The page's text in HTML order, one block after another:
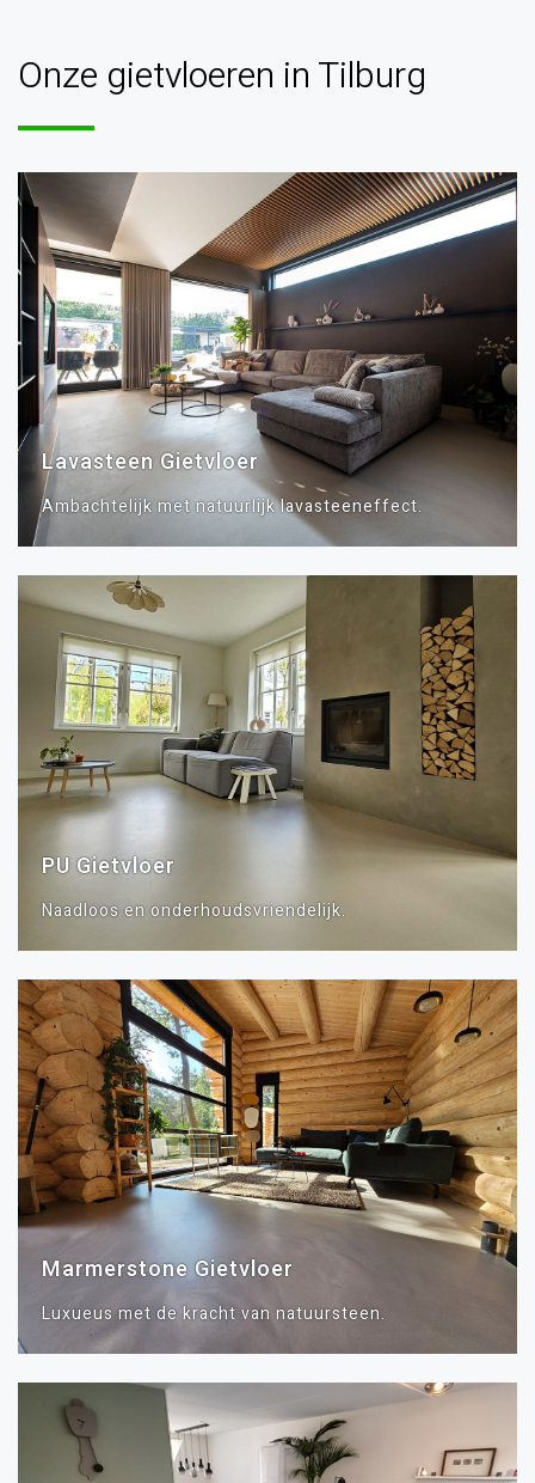
Onze gietvloeren in Tilburg
Lavasteen Gietvloer
Ambachtelijk met natuurlijk lavasteeneffect.
PU Gietvloer
Naadloos en onderhoudsvriendelijk.
Marmerstone Gietvloer
Luxueus met de kracht van natuursteen.